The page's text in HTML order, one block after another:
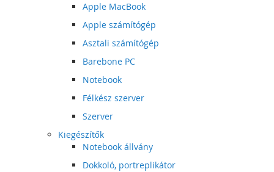
Apple MacBook
Apple számítógép
Asztali számítógép
Barebone PC
Notebook
Félkész szerver
Szerver
Kiegészítők
Notebook állvány
Dokkoló, portreplikátor